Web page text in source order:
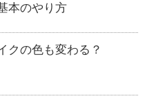
本のやり方
クの色も変わる？